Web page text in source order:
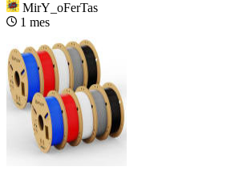
MirY_oFerTas
1 mes